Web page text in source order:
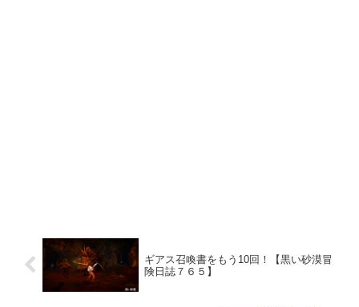
ギアス召喚書をもう10回！【黒い砂漠冒
険日誌７６５】